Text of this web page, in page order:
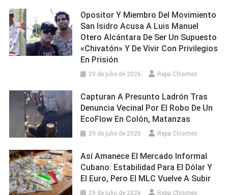
Opositor Y Miembro Del Movimiento
San Isidro Acusa A Luis Manuel
Otero Alcántara De Ser Un Supuesto
«chivatón» Y De Vivir Con Privilegios
En Prisión
29 de julio de 2026 Repa Chismes
Capturan A Presunto Ladrón Tras
Denuncia Vecinal Por El Robo De Un
EcoFlow En Colón, Matanzas
29 de julio de 2026 Repa Chismes
Así Amanece El Mercado Informal
Cubano: Estabilidad Para El Dólar Y
El Euro, Pero El MLC Vuelve A Subir
29 de julio de 2026 Repa Chismes